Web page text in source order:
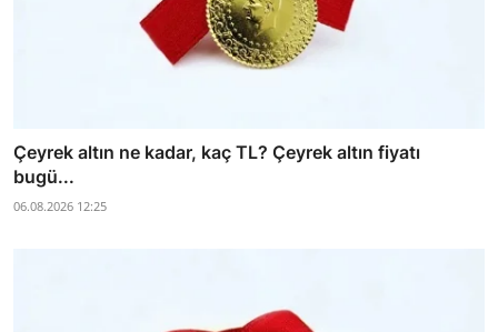
Çeyrek altın ne kadar, kaç TL? Çeyrek altın fiyatı
bugü...
06.08.2026 12:25